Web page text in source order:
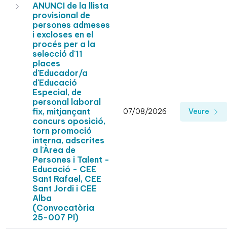
ANUNCI de la llista
provisional de
persones admeses
i excloses en el
procés per a la
selecció d'11
places
d'Educador/a
d'Educació
Especial, de
personal laboral
fix, mitjançant
concurs oposició,
torn promoció
interna, adscrites
a l'Àrea de
Persones i Talent -
Educació - CEE
Sant Rafael, CEE
Sant Jordi i CEE
Alba
(Convocatòria
25-007 PI)
07/08/2026 Veure